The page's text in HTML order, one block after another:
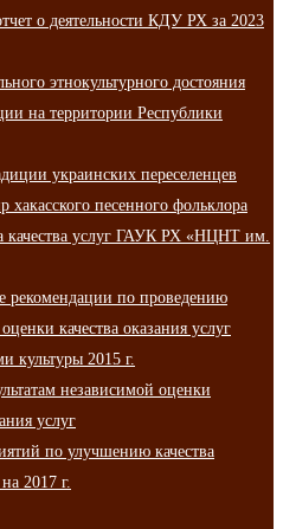
о деятельности КДУ РХ за 2023
этнокультурного достояния
на территории Республики
украинских переселенцев
хакасского песенного фольклора
качества услуг ГАУК РХ «НЦНТ им.
рекомендации по проведению
качества оказания услуг
культуры 2015 г.
независимой оценки
услуг
по улучшению качества
2017 г.